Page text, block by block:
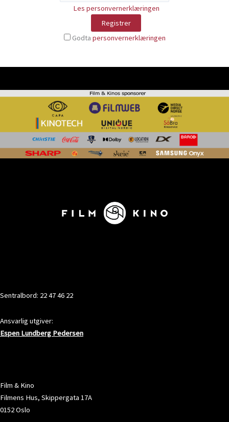
Les personvernerklæringen
Godta personvernerklæringen
Sentralbord: 22 47 46 22
Ansvarlig utgiver:
Espen Lundberg Pedersen
Film & Kino
Filmens Hus, Skippergata 17A
0152 Oslo